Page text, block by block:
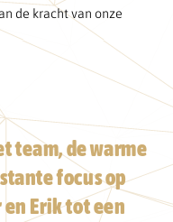
de kracht van onze
team, de warme
focus op
Erik tot een